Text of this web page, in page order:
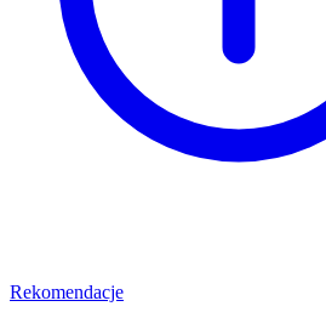
Rekomendacje